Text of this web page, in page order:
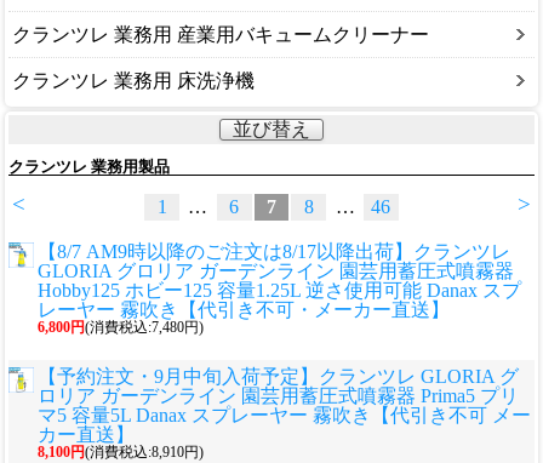
クランツレ 業務用 産業用バキュームクリーナー
クランツレ 業務用 床洗浄機
並び替え
クランツレ 業務用製品
< >
1 … 6 7 8 … 46
【8/7 AM9時以降のご注文は8/17以降出荷】クランツレ
GLORIA グロリア ガーデンライン 園芸用蓄圧式噴霧器
Hobby125 ホビー125 容量1.25L 逆さ使用可能 Danax スプ
レーヤー 霧吹き【代引き不可・メーカー直送】
6,800円(消費税込:7,480円)
【予約注文・9月中旬入荷予定】クランツレ GLORIA グ
ロリア ガーデンライン 園芸用蓄圧式噴霧器 Prima5 プリ
マ5 容量5L Danax スプレーヤー 霧吹き【代引き不可 メー
カー直送】
8,100円(消費税込:8,910円)